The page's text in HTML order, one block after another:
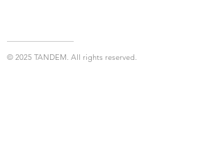
© 2025 TANDEM. All rights reserved.